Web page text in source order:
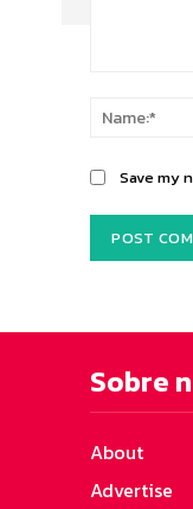
Save my
Sobre
About
Advertise